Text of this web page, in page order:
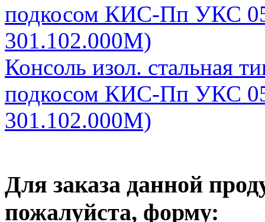
подкосом КИС-Пп УКС
301.102.000М)
Консоль изол. стальная
подкосом КИС-Пп УКС
301.102.000М)
Для заказа данной
пожалуйста, форму: